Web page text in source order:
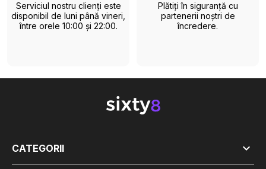
Serviciul nostru clienți este
disponibil de luni până vineri,
între orele 10:00 și 22:00.
Plătiți în siguranță cu
partenerii noștri de
încredere.
CATEGORII 